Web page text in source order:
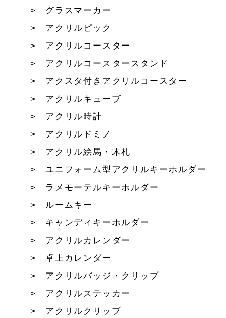
グラスマーカー
アクリルピック
アクリルコースター
アクリルコースタースタンド
アクスタ付きアクリルコースター
アクリルキューブ
アクリル時計
アクリルドミノ
アクリル絵馬・木札
ユニフォーム型アクリルキーホルダー
ラメモーテルキーホルダー
ルームキー
キャンディキーホルダー
アクリルカレンダー
卓上カレンダー
アクリルバッジ・クリップ
アクリルステッカー
アクリルクリップ